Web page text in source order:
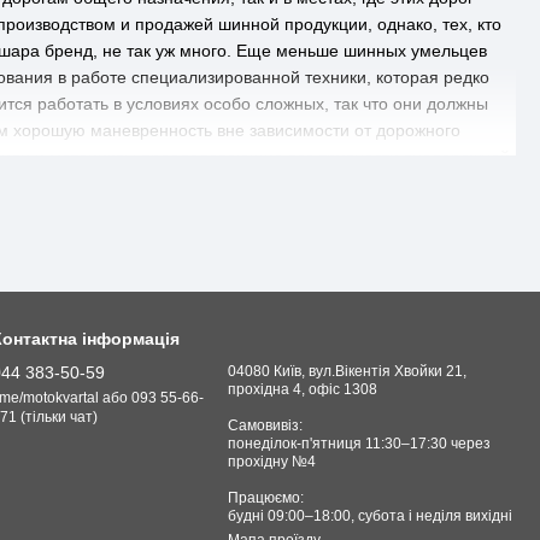
и продажей шинной продукции, однако, тех, кто
шара бренд, не так уж много. Еще меньше шинных умельцев
в работе специализированной техники, которая редко
работать в условиях особо сложных, так что они должны
хорошую маневренность вне зависимости от дорожного
інформація
383-50-59
motokvartal або 093 55-66-
(тільки чат)
04080 Київ, вул.Вікентія Хвойки 21,
прохідна 4, офіс 1308
Самовивіз:
понеділок-п'ятниця 11:30–17:30 через
прохідну №4
Працюємо:
будні 09:00–18:00, cубота і неділя вихідні